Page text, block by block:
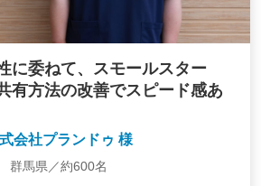
に委ねて、スモールスター
有方法の改善でスピード感あ
会社プランドゥ 様
群馬県／約600名